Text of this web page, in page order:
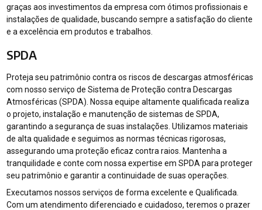
graças aos investimentos da empresa com ótimos profissionais e
instalações de qualidade, buscando sempre a satisfação do cliente
e a excelência em produtos e trabalhos.
SPDA
Proteja seu patrimônio contra os riscos de descargas atmosféricas
com nosso serviço de Sistema de Proteção contra Descargas
Atmosféricas (SPDA). Nossa equipe altamente qualificada realiza
o projeto, instalação e manutenção de sistemas de SPDA,
garantindo a segurança de suas instalações. Utilizamos materiais
de alta qualidade e seguimos as normas técnicas rigorosas,
assegurando uma proteção eficaz contra raios. Mantenha a
tranquilidade e conte com nossa expertise em SPDA para proteger
seu patrimônio e garantir a continuidade de suas operações.
Executamos nossos serviços de forma excelente e Qualificada.
Com um atendimento diferenciado e cuidadoso, teremos o prazer